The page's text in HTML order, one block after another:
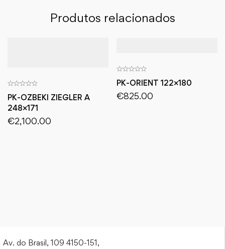
Produtos relacionados
PK-OZBEKI ZIEGLER A
248×171
€2,100.00
PK-ORIENT 122×180
€825.00
Av. do Brasil, 109 4150-151,